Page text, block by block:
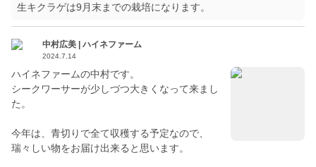
生キクラゲは9月末までの栽培になります。
中村広美 | ハイネファーム
2024.7.14
ハイネファームの中村です。
シークワーサーが少しづつ大きくなって来まし
た。
今年は、青切りで全て収穫する予定なので、
瑞々しい物をお届け出来ると思います。